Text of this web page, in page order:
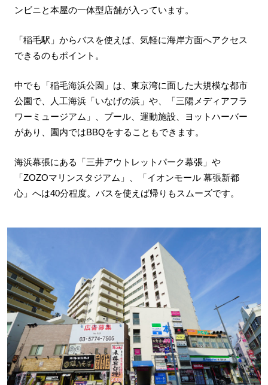
ンビニと本屋の一体型店舗が入っています。
「稲毛駅」からバスを使えば、気軽に海岸方面へアクセス
できるのもポイント。
中でも「稲毛海浜公園」は、東京湾に面した大規模な都市
公園で、人工海浜「いなげの浜」や、「三陽メディアフラ
ワーミュージアム」、プール、運動施設、ヨットハーバー
があり、園内ではBBQをすることもできます。
海浜幕張にある「三井アウトレットパーク幕張」や
「ZOZOマリンスタジアム」、「イオンモール 幕張新都
心」へは40分程度。バスを使えば帰りもスムーズです。